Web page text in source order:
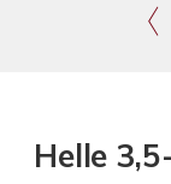
Helle